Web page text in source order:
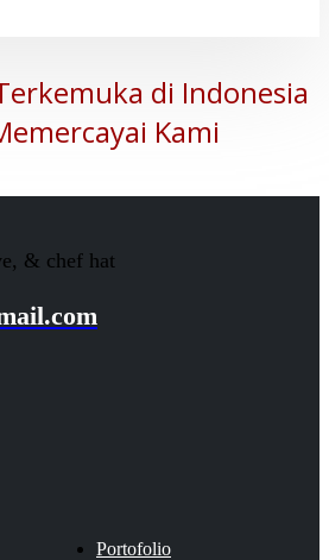
di Indonesia
Kami
& chef hat
Portofolio